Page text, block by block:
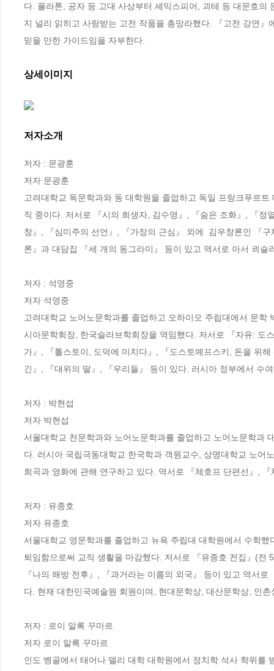
다. 플라톤, 공자 등 고대 사상부터 셰익스피어, 괴테 등 대문호
지 널리 읽히고 사랑받는 고전 작품을 총망라했다. 『고전 강연
믿을 만한 가이드임을 자부한다.
상세이미지
저자소개
저자 : 문광훈
저자 문광훈
고려대학교 독문학과와 동 대학원을 졸업하고 독일 프랑크푸르
직 중이다. 저서로 『시의 희생자, 김수영』, 『숨은 조화』, 『
창』, 『심미주의 선언』, 『가장의 근심』 외에  김우창론인 『
론』과 대담집 『세 개의 동그라미』 등이 있고 역서로 아서 쾨
저자 : 석영중
저자 석영중
고려대학교 노어노문학과를 졸업하고 오하이오 주립대에서 문
시아문학회장, 한국슬라브학회장을 역임했다. 저서로 『자유: 도
가』, 『톨스토이, 도덕에 미치다』, 『도스토예프스키, 돈을 위
긴』, 『대위의 딸』, 『우리들』 등이 있다. 러시아 정부에서 수
저자 : 박현섭
저자 박현섭
서울대학교 천문학과와 노어노문학과를 졸업하고 노어노문학과
다. 러시아 국립극동대학교 한국학과 객원교수, 상명대학교 노어
희곡과 영화에 관해 연구하고 있다. 역서로 『체호프 단편선』,
저자 : 유종호
저자 유종호
서울대학교 영문학과를 졸업하고 뉴욕 주립대 대학원에서 수학
퇴임함으로써 교직 생활을 마감했다. 저서로 『유종호 전집』(
『나의 해방 전후』, 『과거라는 이름의 외국』 등이 있고 역서
다. 현재 대한민국예술원 회원이며, 현대문학상, 대산문학상, 인
저자 : 로이 알록 꾸마르
저자 로이 알록 꾸마르
인도 벵골에서 태어나 델리 대학 대학원에서 정치학 석사 학위